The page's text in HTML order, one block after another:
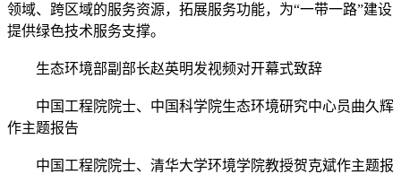
领域、跨区域的服务资源，拓展服务功能，为“一带一路”建设
提供绿色技术服务支撑。
生态环境部副部长赵英明发视频对开幕式致辞
中国工程院院士、中国科学院生态环境研究中心员曲久辉
作主题报告
中国工程院院士、清华大学环境学院教授贺克斌作主题报